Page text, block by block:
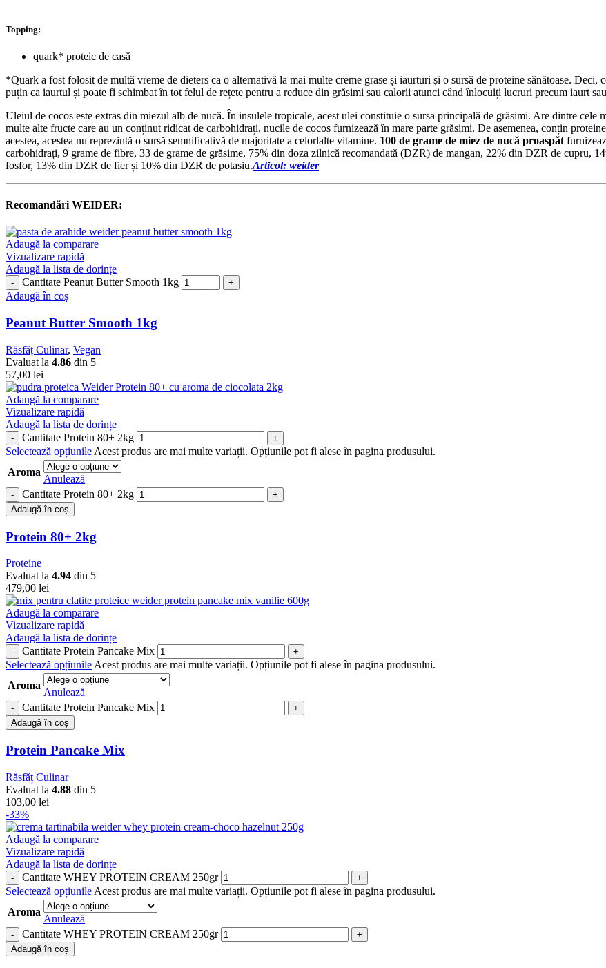
Topping:
quark* proteic de casă
*Quark a fost folosit de multă vreme de dieters ca o alternativă la mai multe creme grase și iaurturi și o sursă de proteine ​​sănătoase.
puțin ca iaurtul și poate fi schimbat în tot felul de rețete pentru a reduce din grăsimi sau calorii atunci când înlocuiți lucruri precum iaurt
Uleiul de cocos este extras din miezul alb de nucă. În insulele tropicale, acest ulei constituie o sursa principală de grăsimi. Are dintre
multe alte fructe care au un conținut ridicat de carbohidrați, nucile de cocos furnizează în mare parte grăsimi. De asemenea, conțin
acestea, acestea nu reprezintă o sursă semnificativă de majoritate a celorlalte vitamine. 100 de grame de miez de nucă proaspăt
carbohidrați, 9 grame de fibre, 33 de grame de grăsime, 75% din doza zilnică recomandată (DZR) de mangan, 22% din DZR de cupru,
fosfor, 13% din DZR de fier și 10% din DZR de potasiu.Articol: weider
Recomandări WEIDER:
Adaugă la comparare
Vizualizare rapidă
Adaugă la lista de dorințe
Cantitate Peanut Butter Smooth 1kg
Adaugă în coș
Peanut Butter Smooth 1kg
Răsfăț Culinar, Vegan
Evaluat la 4.86 din 5
57,00 lei
Adaugă la comparare
Vizualizare rapidă
Adaugă la lista de dorințe
Cantitate Protein 80+ 2kg
Selectează opțiunile Acest produs are mai multe variații. Opțiunile pot fi alese în pagina produsului.
Aroma
Anulează
Cantitate Protein 80+ 2kg
Adaugă în coș
Protein 80+ 2kg
Proteine
Evaluat la 4.94 din 5
479,00 lei
Adaugă la comparare
Vizualizare rapidă
Adaugă la lista de dorințe
Cantitate Protein Pancake Mix
Selectează opțiunile Acest produs are mai multe variații. Opțiunile pot fi alese în pagina produsului.
Aroma
Anulează
Cantitate Protein Pancake Mix
Adaugă în coș
Protein Pancake Mix
Răsfăț Culinar
Evaluat la 4.88 din 5
103,00 lei
-33%
Adaugă la comparare
Vizualizare rapidă
Adaugă la lista de dorințe
Cantitate WHEY PROTEIN CREAM 250gr
Selectează opțiunile Acest produs are mai multe variații. Opțiunile pot fi alese în pagina produsului.
Aroma
Anulează
Cantitate WHEY PROTEIN CREAM 250gr
Adaugă în coș